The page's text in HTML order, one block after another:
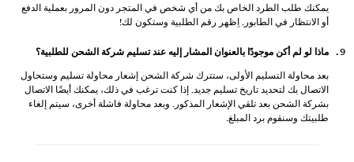
يمكنك طلب الطرد الخاص بك من أي شخص في المتجر دون المرور بعملية الدفع
أو الانتظار في الطابور. اِظهر رقم الطلبية وستكون لك!
ماذا لو لم أكن موجودًا بالعنوان المشار إليه عند تسليم شركة الشحن للطلبية؟
بعد محاولة التسليم الأولى، ستترك شركة الشحن إشعار محاولة تسليم وستحاول
الاتصال بك لتحديد تاريخ تسليم جديد. إذا كنت ترغب في ذلك، يمكنك أيضًا الاتصال
بشركة الشحن بعد تلقي الإشعار المذكور. وبعد محاولة فاشلة أخرى، سيتم إلغاء
طلبيتك وسنقوم برد المبلغ.